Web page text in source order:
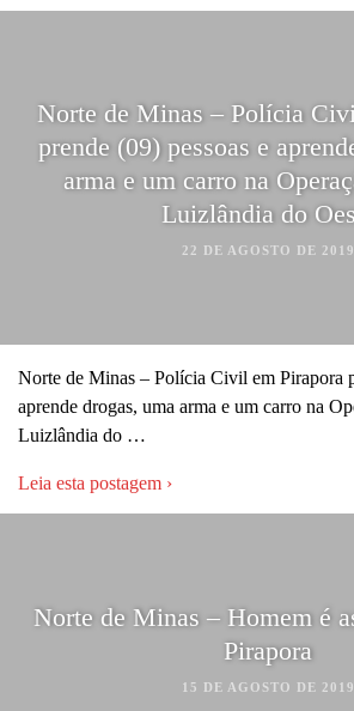
Norte de Minas – Polícia
prende (09) pessoas e
arma e um carro na
Luizlândia do
22 DE AGOSTO DE 2019
Norte de Minas – Polícia Civil em Pirapora
aprende drogas, uma arma e um carro na
Luizlândia do …
Leia esta postagem ›
Norte de Minas – Homem é
Pirapora
15 DE AGOSTO DE 2019